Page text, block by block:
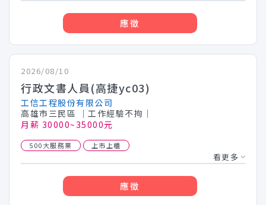
應徵
2026/08/10
行政文書人員(高捷yc03)
工信工程股份有限公司
高雄市三民區
│工作經驗不拘│
月薪 30000~35000元
500大服務業 上市上櫃
看更多
應徵